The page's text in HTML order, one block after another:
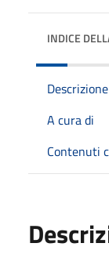
INDICE
Descrizione
A cura di
Contenuti